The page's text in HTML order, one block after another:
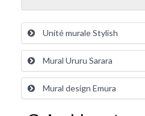
Unité murale Stylish
Mural Ururu Sarara
Mural design Emura